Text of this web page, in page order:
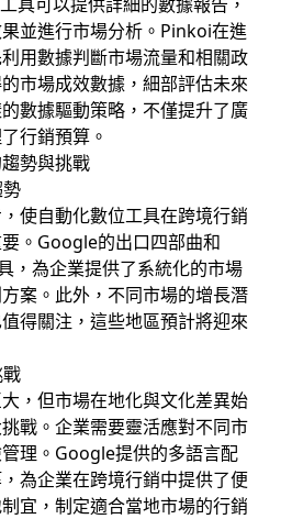
並進行市場分析。Pinkoi在進
用數據判斷市場流量和相關政
市場成效數據，細部評估未來
數據驅動策略，不僅提升了廣
行銷預算。
勢與挑戰
使自動化數位工具在跨境行銷
。Google的出口四部曲和
，為企業提供了系統化的市場
案。此外，不同市場的增長潛
得關注，這些地區預計將迎來
，但市場在地化與文化差異始
戰。企業需要靈活應對不同市
理。Google提供的多語言配
為企業在跨境行銷中提供了便
宜，制定適合當地市場的行銷